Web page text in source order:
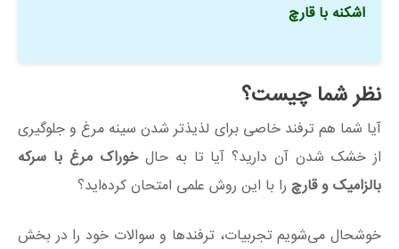
اشکنه با قارچ
نظر شما چیست؟
آیا شما هم ترفند خاصی برای لذیذتر شدن سینه مرغ و جلوگیری
از خشک شدن آن دارید؟ آیا تا به حالخوراک مرغ با سرکه
بالزامیک و قارچ را با این روش علمی امتحان کرده‌اید؟
خوشحال می‌شویم تجربیات، ترفندها و سوالات خود را در بخش